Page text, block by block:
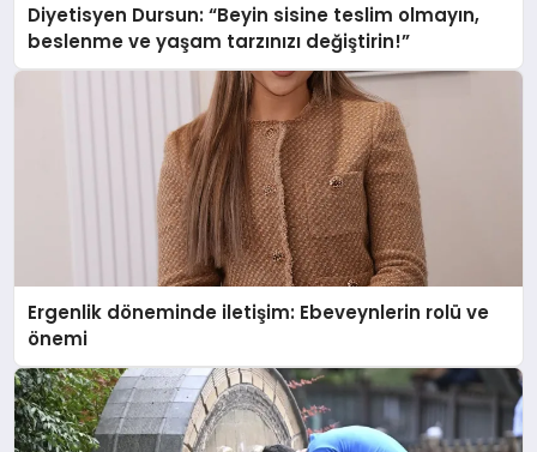
Diyetisyen Dursun: “Beyin sisine teslim olmayın,
beslenme ve yaşam tarzınızı değiştirin!”
Ergenlik döneminde iletişim: Ebeveynlerin rolü ve
önemi